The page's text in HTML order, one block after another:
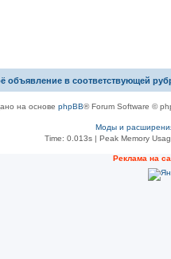
объявление в соответствующей
на основе phpBB® Forum Software ©
Моды и
Time: 0.013s| Peak Memory
Рeклама на